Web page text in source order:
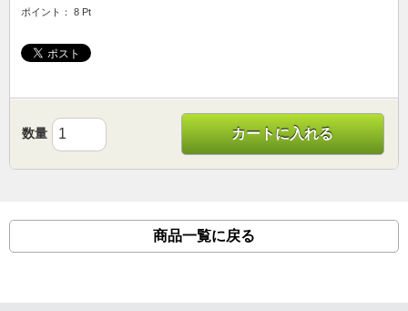
ポイント： 8 Pt
数量 カートに入れる
商品一覧に戻る